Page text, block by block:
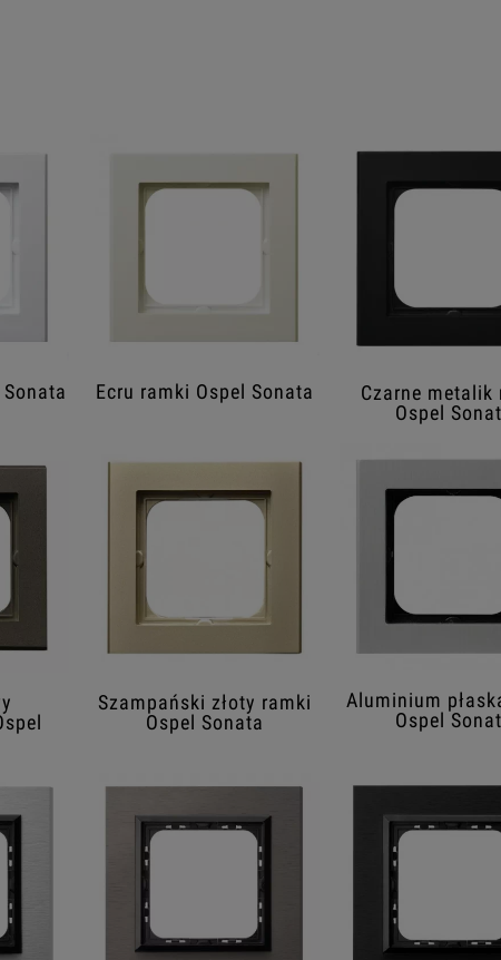
Ecru ramki Ospel Sonata
Czarne metalik
Ospel
Szampański złoty ramki
Ospel Sonata
Aluminium
Ospel